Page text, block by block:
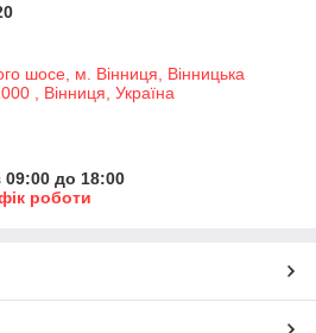
шосе, м. Вінниця, Вінницька
, Вінниця, Україна
09:00 до 18:00
роботи